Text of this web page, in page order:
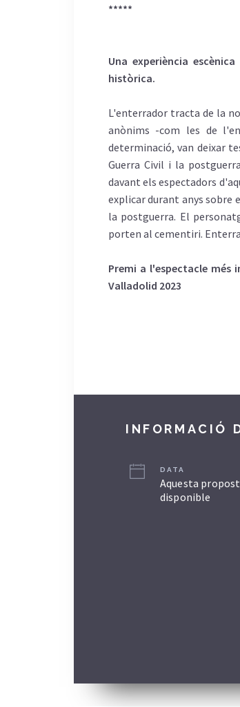
*****
Una experiència
històrica.
L'enterrador tracta de la
anònims -com les de
determinació, van deixar
Guerra Civil i la
davant els espectadors
explicar durant anys sobre
la postguerra. El
porten al cementiri.
Premi a l'espectacle més
Valladolid 2023
INFORMACIÓ
DATA
Aquesta
disponible